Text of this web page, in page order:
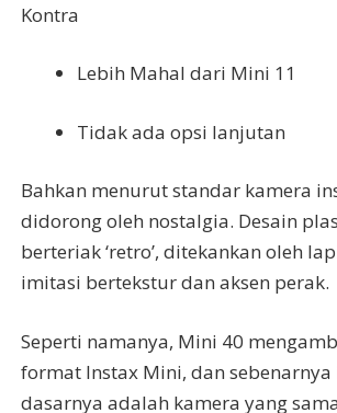
Kontra
Lebih Mahal dari Mini 11
Tidak ada opsi lanjutan
Bahkan menurut standar kamera
didorong oleh nostalgia. Desain
berteriak ‘retro’, ditekankan oleh
imitasi bertekstur dan aksen perak.
Seperti namanya, Mini 40
format Instax Mini, dan sebenarnya
dasarnya adalah kamera yang